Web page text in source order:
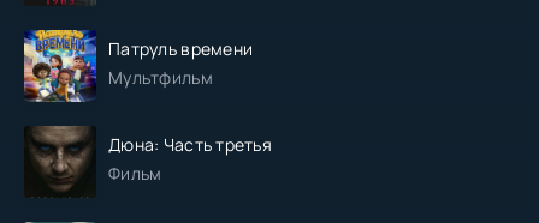
Патруль времени
Мультфильм
Дюна: Часть третья
Фильм